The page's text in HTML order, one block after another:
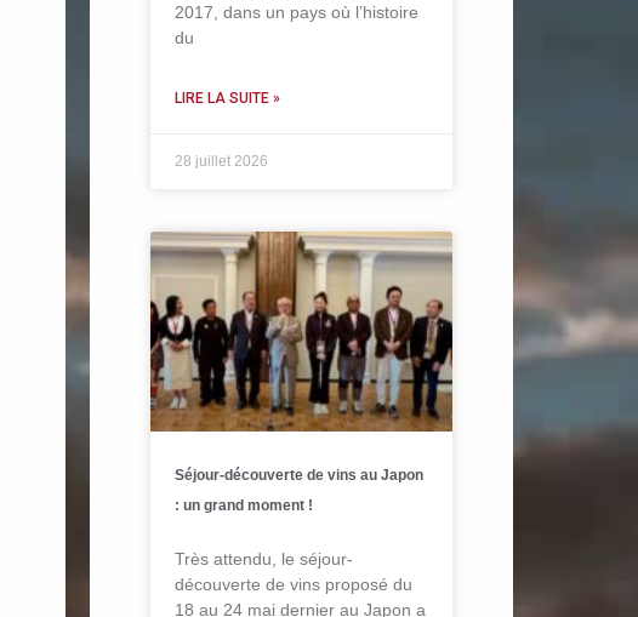
2017, dans un pays où l’histoire
du
LIRE LA SUITE »
28 juillet 2026
Séjour-découverte de vins au Japon
: un grand moment !
Très attendu, le séjour-
découverte de vins proposé du
18 au 24 mai dernier au Japon a